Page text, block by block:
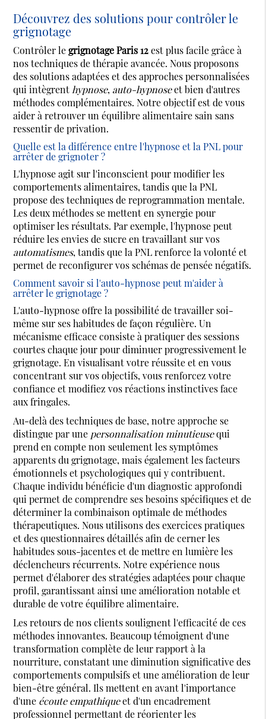
Découvrez des solutions pour contrôler le
grignotage
Contrôler legrignotage Paris 12est plus facile grâce à
nos techniques de thérapie avancée. Nous proposons
des solutions adaptées et des approches personnalisées
qui intègrent hypnose, auto-hypnoseet bien d'autres
méthodes complémentaires. Notre objectif est de vous
aider à retrouver un équilibre alimentaire sain sans
ressentir de privation.
Quelle est la différence entre l'hypnose et la PNL pour
arrêter de grignoter ?
L'hypnose agit sur l'inconscient pour modifier les
comportements alimentaires, tandis que la PNL
propose des techniques de reprogrammation mentale.
Les deux méthodes se mettent en synergie pour
optimiser les résultats. Par exemple, l'hypnose peut
réduire les envies de sucre en travaillant sur vos
automatismes, tandis que la PNL renforce la volonté et
permet de reconfigurer vos schémas de pensée négatifs.
Comment savoir si l'auto-hypnose peut m'aider à
arrêter le grignotage ?
L'auto-hypnose offre la possibilité de travailler soi-
même sur ses habitudes de façon régulière. Un
mécanisme efficace consiste à pratiquer des sessions
courtes chaque jour pour diminuer progressivement le
grignotage. En visualisant votre réussite et en vous
concentrant sur vos objectifs, vous renforcez votre
confiance et modifiez vos réactions instinctives face
aux fringales.
Au-delà des techniques de base, notre approche se
distingue par une personnalisation minutieusequi
prend en compte non seulement les symptômes
apparents du grignotage, mais également les facteurs
émotionnels et psychologiques qui y contribuent.
Chaque individu bénéficie d'un diagnostic approfondi
qui permet de comprendre ses besoins spécifiques et de
déterminer la combinaison optimale de méthodes
thérapeutiques. Nous utilisons des exercices pratiques
et des questionnaires détaillés afin de cerner les
habitudes sous-jacentes et de mettre en lumière les
déclencheurs récurrents. Notre expérience nous
permet d'élaborer des stratégies adaptées pour chaque
profil, garantissant ainsi une amélioration notable et
durable de votre équilibre alimentaire.
Les retours de nos clients soulignent l'efficacité de ces
méthodes innovantes. Beaucoup témoignent d'une
transformation complète de leur rapport à la
nourriture, constatant une diminution significative des
comportements compulsifs et une amélioration de leur
bien-être général. Ils mettent en avant l'importance
d'une écoute empathiqueet d'un encadrement
professionnel permettant de réorienter les